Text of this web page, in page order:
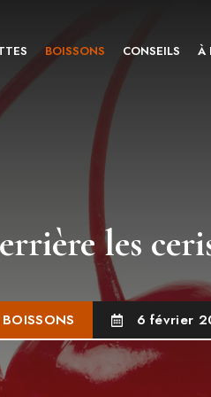
BOISSONS CONSEILS À
les
BOISSONS 6 février